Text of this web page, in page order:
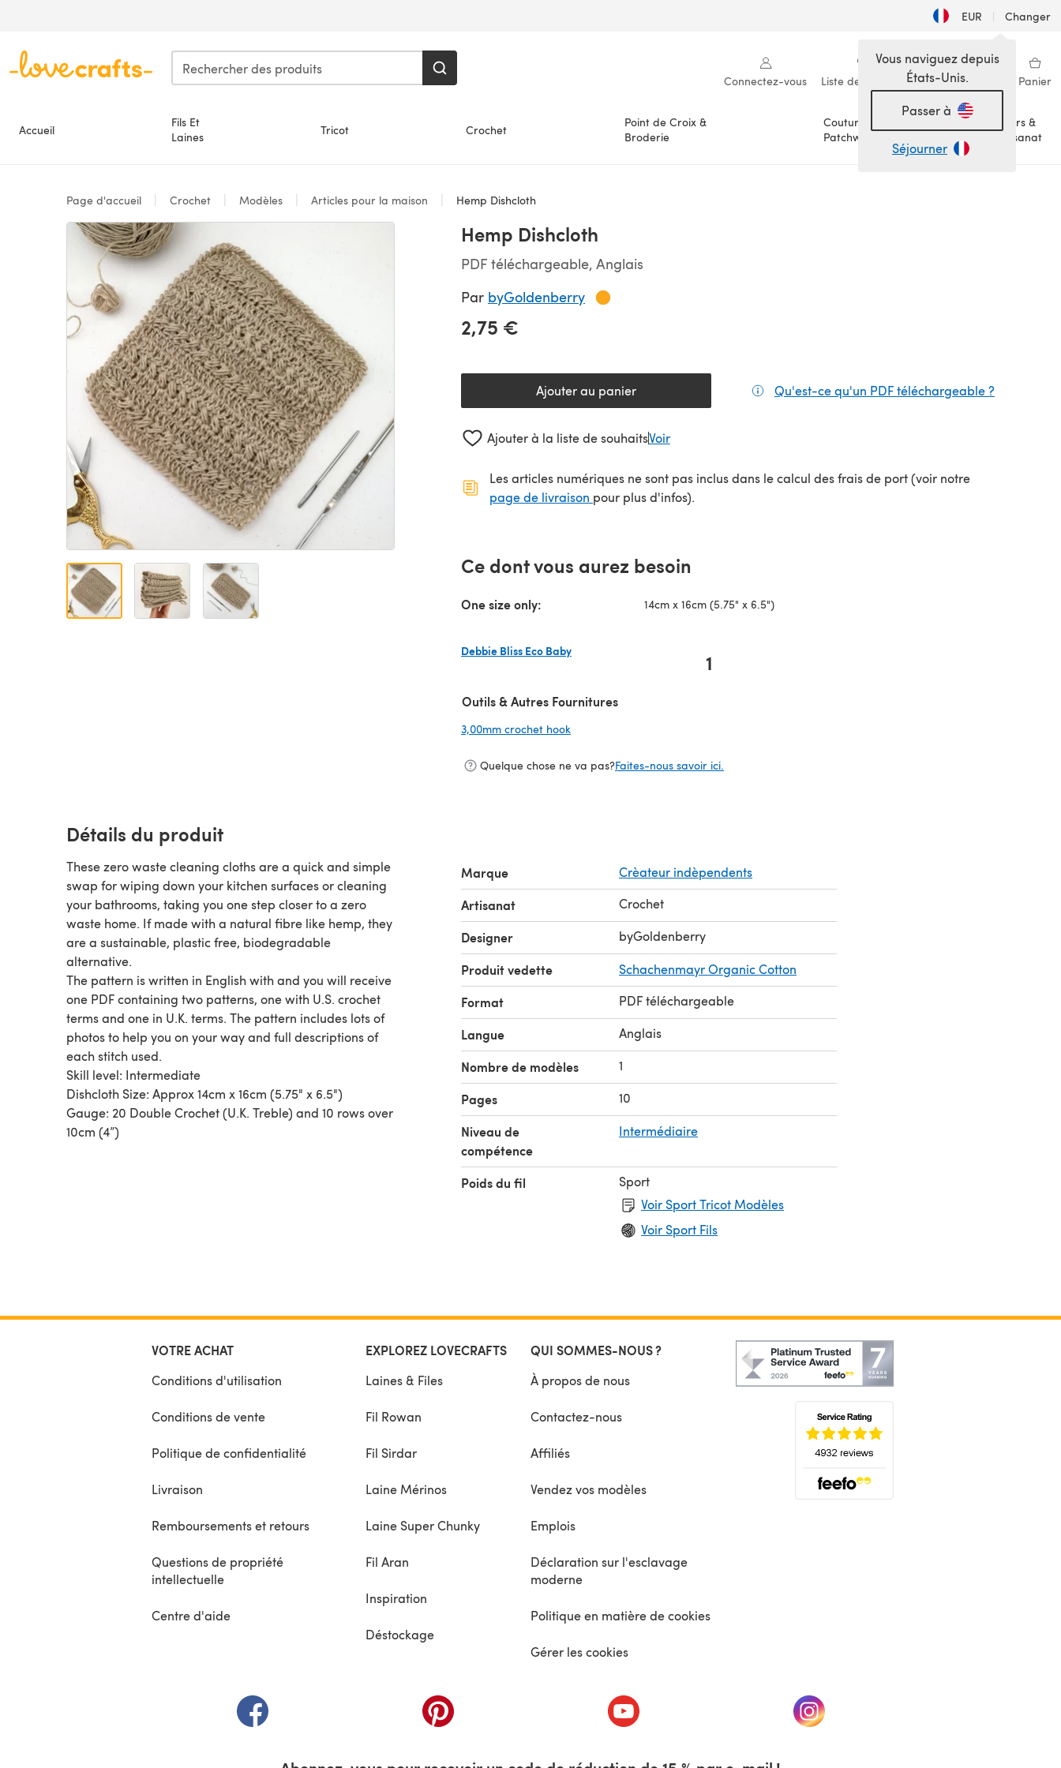
EUR | Changer
Connectez-vous Liste de souhaits Ma bibliothèque Panier
Accueil
Fils Et
Laines
Tricot Crochet
Point de Croix &
Broderie
Couture &
Patchwork
Loisirs &
Artisanat
Vous naviguez depuis
États-Unis.
Passer à
Séjourner
Page d'accueil Crochet Modèles Articles pour la maison Hemp Dishcloth
Hemp Dishcloth
PDF téléchargeable, Anglais
Par byGoldenberry
2,75 €
Ajouter au panier Qu'est-ce qu'un PDF téléchargeable ?
Ajouter à la liste de souhaitsVoir
Les articles numériques ne sont pas inclus dans le calcul des frais de port (voir notre
page de livraison (s'ouvre dans un nouvel onglet)
pour plus d'infos).
Ce dont vous aurez besoin
One size only: 14cm x 16cm (5.75" x 6.5")
Debbie Bliss Eco Baby
1
Outils & Autres Fournitures
3,00mm crochet hook
Quelque chose ne va pas?Faites-nous savoir ici.
Détails du produit
These zero waste cleaning cloths are a quick and simple
swap for wiping down your kitchen surfaces or cleaning
your bathrooms, taking you one step closer to a zero
waste home. If made with a natural fibre like hemp, they
are a sustainable, plastic free, biodegradable
alternative.
The pattern is written in English with and you will receive
one PDF containing two patterns, one with U.S. crochet
terms and one in U.K. terms. The pattern includes lots of
photos to help you on your way and full descriptions of
each stitch used.
Skill level: Intermediate
Dishcloth Size: Approx 14cm x 16cm (5.75" x 6.5")
Gauge: 20 Double Crochet (U.K. Treble) and 10 rows over
10cm (4”)
Marque Crèateur indèpendents
Artisanat Crochet
Designer byGoldenberry
Produit vedette Schachenmayr Organic Cotton
Format PDF téléchargeable
Langue Anglais
Nombre de modèles 1
Pages 10
Niveau de
compétence
Intermédiaire
Poids du fil
Sport
Voir Sport Tricot Modèles
Voir Sport Fils
VOTRE ACHAT
Conditions d'utilisation
Conditions de vente
Politique de confidentialité
Livraison
Remboursements et retours
Questions de propriété
intellectuelle
Centre d'aide
EXPLOREZ LOVECRAFTS
Laines & Files
Fil Rowan
Fil Sirdar
Laine Mérinos
Laine Super Chunky
Fil Aran
Inspiration
Déstockage
QUI SOMMES-NOUS ?
À propos de nous
Contactez-nous
Affiliés
Vendez vos modèles
Emplois
Déclaration sur l'esclavage
moderne
Politique en matière de cookies
Gérer les cookies
(s'ouvre dans un nouvel onglet) (s'ouvre dans un nouvel onglet) (s'ouvre dans un nouvel onglet) (s'ouvre dans un nouvel onglet)